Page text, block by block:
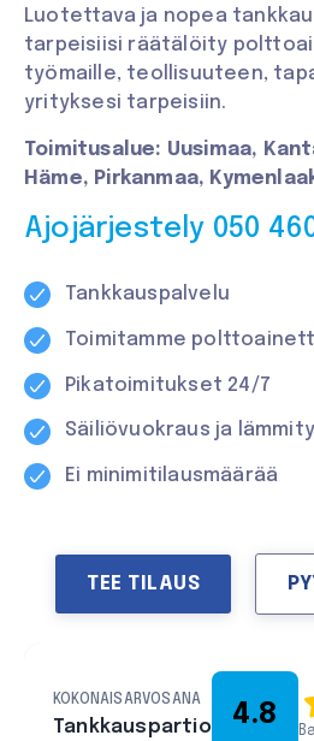
Luotettava ja nopea
tarpeisiisi räätälöity
työmaille, teollisuuteen,
yrityksesi tarpeisiin.
Toimitusalue: Uusimaa,
Häme, Pirkanmaa,
Ajojärjestely 050
Tankkauspalvelu
Toimitamme
Pikatoimitukset 24/7
Säiliövuokraus ja
Ei minimitilausmäärää
TEE TILAUS
KOKONAISARVOSANA
Tankkauspartio 4.8